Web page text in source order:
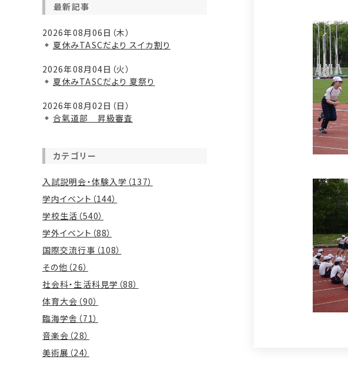
最新記事
2026年08月06日（木）
夏休みTASCだより スイカ割り
2026年08月04日（火）
夏休みTASCだより 夏祭り
2026年08月02日（日）
合氣道部 昇級審査
カテゴリー
入試説明会・体験入学（137）
学内イベント（144）
学校生活（540）
学外イベント（88）
国際交流行事（108）
その他（26）
社会科・生活科見学（88）
体育大会（90）
臨海学舎（71）
音楽会（28）
美術展（24）